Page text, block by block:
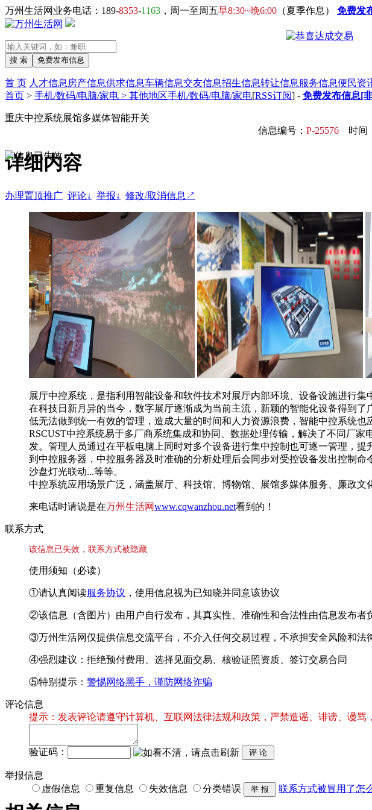
万州生活网业务电话：189-8353-1163 ，周一至周五早8:30~晚6:00 （夏季作息） 免费发
首 页 人才信息 房产信息供求信息车辆信息交友信息招生信息转让信息 服务信息便民资
首页 > 手机/数码/电脑/家电 > 其他地区手机/数码/电脑/家电[RSS订阅] - 免费发布信息[
重庆中控系统展馆多媒体智能开关
信息编号： P-25576 时间
详细内容
办理置顶推广 评论↓ 举报↓ 修改/取消信息↗
展厅中控系统，是指利用智能设备和软件技术对展厅内部环境、设备设施进行集
在科技日新月异的当今，数字展厅逐渐成为当前主流，新颖的智能化设备得到
低无法做到统一有效的管理，造成大量的时间和人力资源浪费，智能中控系统也
RSCUST中控系统易于多厂商系统集成和协同、数据处理传输，解决了不同厂
发。管理人员通过在平板电脑上同时对多个设备进行集中控制也可逐一管理，
到中控服务器，中控服务器及时准确的分析处理后会同步对受控设备发出控制
沙盘灯光联动...等等。
中控系统应用场景广泛，涵盖展厅、科技馆、博物馆、展馆多媒体服务、廉政文
来电话时请说是在万州生活网www.cqwanzhou.net看到的！
联系方式
该信息已失效，联系方式被隐藏
使用须知（必读）
①请认真阅读服务协议 ，使用信息视为已知晓并同意该协议
②该信息（含图片）由用户自行发布，其真实性、准确性和合法性由信息发布者
③万州生活网仅提供信息交流平台，不介入任何交易过程，不承担安全风险和法
④强烈建议：拒绝预付费用、选择见面交易、核验证照资质、签订交易合同
⑤特别提示： 警惕网络黑手，谨防网络诈骗
评论信息
提示：发表评论请遵守计算机、互联网法律法规和政策，严禁造谣、诽谤、谩骂
验证码：
举报信息
虚假信息
重复信息 失效信息 分类错误 联系方式被冒用了怎